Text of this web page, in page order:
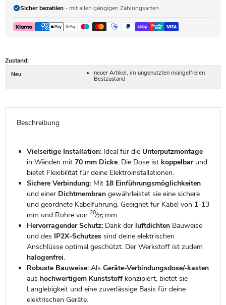
Sicher bezahlen - mit allen gängigen Zahlungsarten
Zustand:
Neu
neuer Artikel, im ungenutzten mängelfreien
Bestzustand
Beschreibung
Vielseitige Installation:Ideal für die Unterputzmontage
in Wänden mit 70 mm Dicke. Die Dose ist koppelbarund
bietet Flexibilität für deine Elektroinstallationen.
Sichere Verbindung:Mit 18 Einführungsmöglichkeiten
und einer Dichtmembrangewährleistet sie eine sichere
und geordnete Kabelführung. Geeignet für Kabel von 1-13
mm und Rohre von 20⁄25mm.
Hervorragender Schutz:Dank der luftdichtenBauweise
und des IP2X-Schutzessind deine elektrischen
Anschlüsse optimal geschützt. Der Werkstoff ist zudem
halogenfrei.
Robuste Bauweise:Als Geräte-Verbindungsdose/-kasten
aus hochwertigem Kunststoffkonzipiert, bietet sie
Langlebigkeit und eine zuverlässige Basis für deine
elektrischen Geräte.